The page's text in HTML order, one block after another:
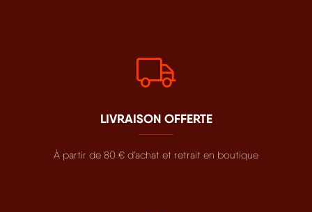
LIVRAISON OFFERTE
À partir de 80 € d’achat et retrait en boutique